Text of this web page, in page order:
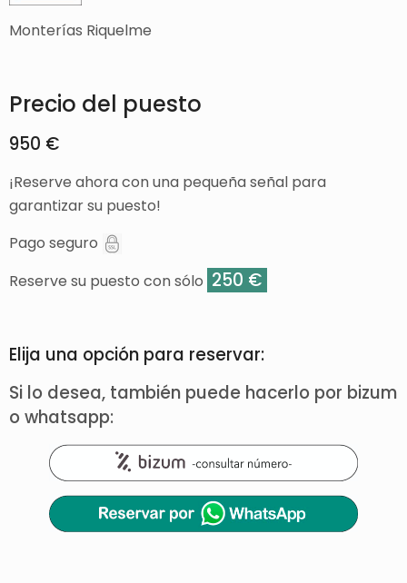
Monterías Riquelme
Precio del puesto
950 €
¡Reserve ahora con una pequeña señal para
garantizar su puesto!
Pago seguro
Reserve su puesto con sólo 250 €
Elija una opción para reservar:
Si lo desea, también puede hacerlo por bizum
o whatsapp: